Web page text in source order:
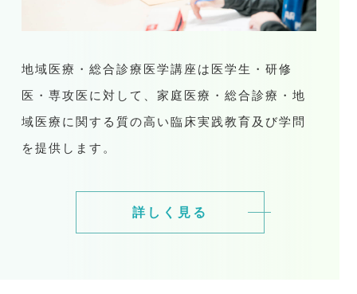
地域医療・総合診療医学講座は医学生・研修
医・専攻医に対して、家庭医療・総合診療・地
域医療に関する質の高い臨床実践教育及び学問
を提供します。
詳しく見る